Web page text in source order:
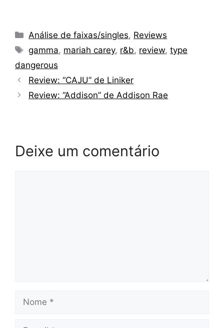
Categorias
Análise de faixas/singles, Reviews
Tags
gamma, mariah carey, r&b, review,type
dangerous
Review: “CAJU” de Liniker
Review: “Addison” de Addison Rae
Deixe um comentário